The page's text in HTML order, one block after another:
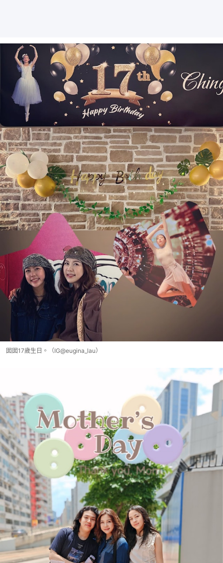
囡囡17歲生日。（IG@eugina_lau）